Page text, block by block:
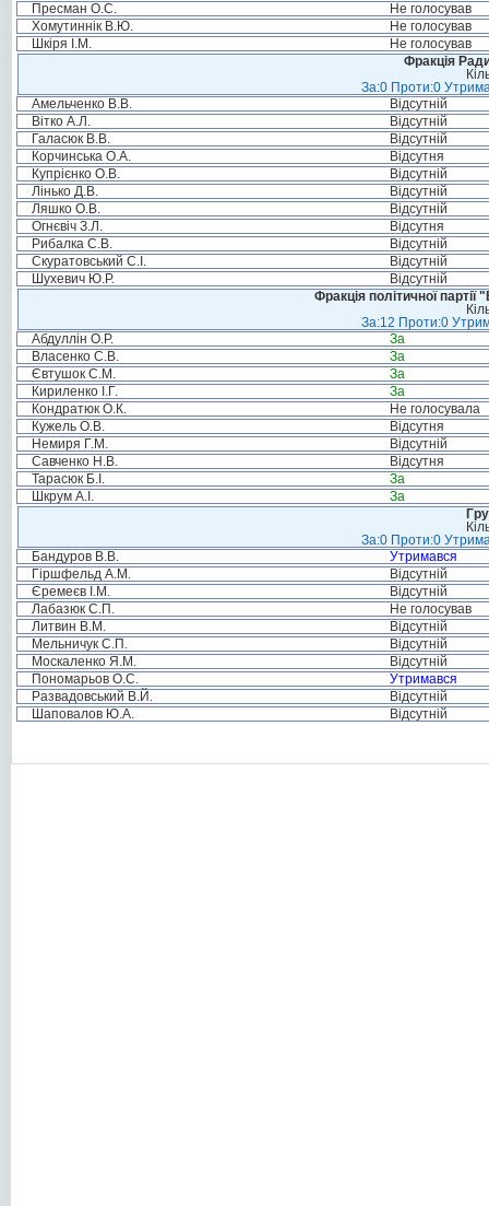
Пресман О.С.
Не голосував
Хомутиннік В.Ю.
Не голосував
Шкіря І.М.
Не голосував
Фракція
За:0 Проти:0
Амельченко В.В.
Відсутній
Вітко А.Л.
Відсутній
Галасюк В.В.
Відсутній
Корчинська О.А.
Відсутня
Купрієнко О.В.
Відсутній
Лінько Д.В.
Відсутній
Ляшко О.В.
Відсутній
Огнєвіч З.Л.
Відсутня
Рибалка С.В.
Відсутній
Скуратовський С.І.
Відсутній
Шухевич Ю.Р.
Відсутній
Фракція політичної
За:12 Проти:0
Абдуллін О.Р.
За
Власенко С.В.
За
Євтушок С.М.
За
Кириленко І.Г.
За
Кондратюк О.К.
Не голосувала
Кужель О.В.
Відсутня
Немиря Г.М.
Відсутній
Савченко Н.В.
Відсутня
Тарасюк Б.І.
За
Шкрум А.І.
За
За:0 Проти:0
Бандуров В.В.
Утримався
Гіршфельд А.М.
Відсутній
Єремеєв І.М.
Відсутній
Лабазюк С.П.
Не голосував
Литвин В.М.
Відсутній
Мельничук С.П.
Відсутній
Москаленко Я.М.
Відсутній
Пономарьов О.С.
Утримався
Развадовський В.Й.
Відсутній
Шаповалов Ю.А.
Відсутній